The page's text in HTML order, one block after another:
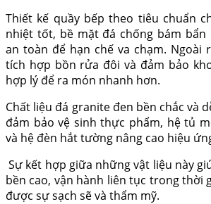
Thiết kế quầy bếp theo tiêu chuẩn
nhiệt tốt, bề mặt đá chống bám bẩn
an toàn để hạn chế va chạm. Ngoài
tích hợp bồn rửa đôi và đảm bảo
hợp lý để ra món nhanh hơn.
Chất liệu đá granite đen bền chắc và
đảm bảo vệ sinh thực phẩm, hệ tủ
và hệ đèn hắt tường nâng cao hiệu
Sự kết hợp giữa những vật liệu này
bền cao, vận hành liên tục trong thời
được sự sạch sẽ và thẩm mỹ.